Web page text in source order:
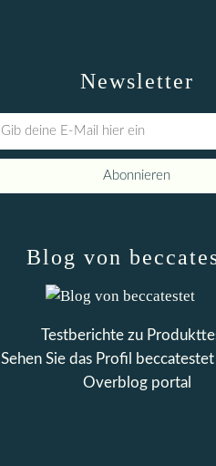
Newsletter
Blog von
Testberichte zu
Sehen Sie das Profil
beccatestet
Overblog portal